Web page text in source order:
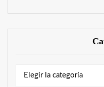
Elegir la categoría
Categorías